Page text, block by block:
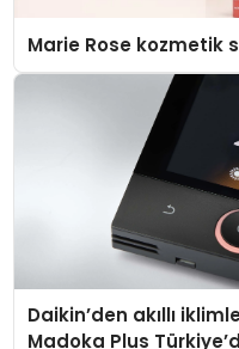
Marie Rose kozmetik
Daikin’den akıllı
Madoka Plus